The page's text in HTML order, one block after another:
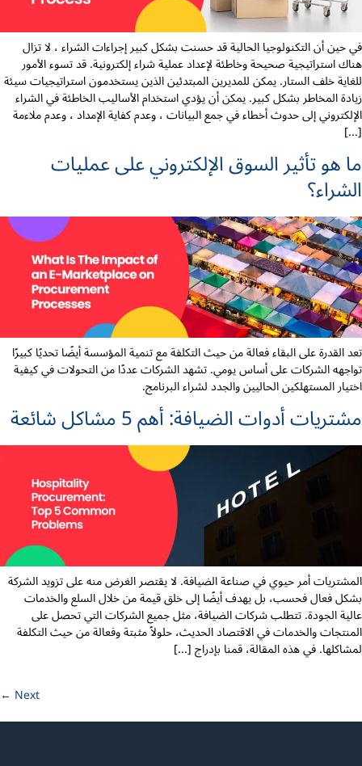
في حين أن التكنولوجيا الحالية قد حسنت بشكل كبير إجراءات الشراء ، لا تزال
هناك استراتيجية صحيحة وخاطئة لإعداد عملية شراء إلكترونية. قد تسوء الأمور
للغاية خلف الستار. يمكن للمديرين المبتدئين الذين يستخدمون استراتيجيات سيئة
زيادة المخاطر بشكل كبير. يمكن أن يؤدي استخدام الأساليب الخاطئة في الشراء
الإلكتروني إلى حدوث أخطاء في جمع البيانات ، وعدم كفاية الإمداد ، وعدم ملاءمة
[...]
ما هو تأثير السوق الإلكتروني على عمليات
الشراء؟
تعد القدرة على البقاء فعالة من حيث التكلفة مع تنمية المؤسسة أيضًا تحديًا كبيرًا
تواجهه الشركات على أساس يومي. تشهد الشركات عددًا من التحولات في كيفية
اختيار المستهلكين الحاليين والجدد لشراء البرنامج.
مشتريات أدوات الضيافة: أهم 5 مشاكل شائعة
المشتريات أمر حيوي في صناعة الضيافة. لا يقتصر الغرض منه على تزويد الشركة
بشكل فعال فحسب، بل يهدف أيضًا إلى خلق قيمة من خلال السلع والخدمات
عالية الجودة. تتطلب شركات الضيافة، مثل جميع الشركات التي تحصل على
المنتجات والخدمات في الاقتصاد الحديث، حلولاً مثبتة وفعالة من حيث التكلفة
لمشاكلها. في هذه المقالة، قمنا بإدراج [...]
Next
←